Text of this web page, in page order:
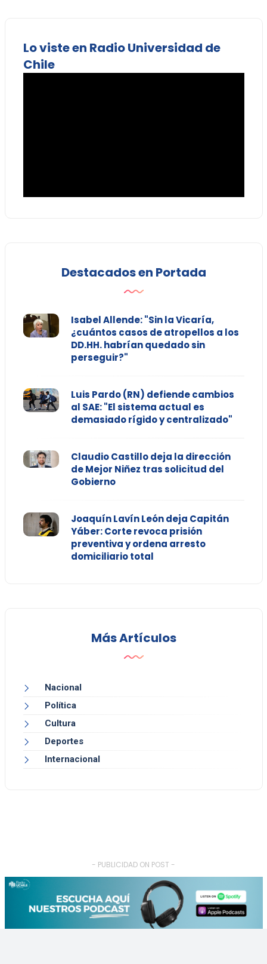
Lo viste en Radio Universidad de
Chile
Destacados en Portada
Isabel Allende: "Sin la Vicaría,
¿cuántos casos de atropellos a los
DD.HH. habrían quedado sin
perseguir?"
Luis Pardo (RN) defiende cambios
al SAE: "El sistema actual es
demasiado rígido y centralizado"
Claudio Castillo deja la dirección
de Mejor Niñez tras solicitud del
Gobierno
Joaquín Lavín León deja Capitán
Yáber: Corte revoca prisión
preventiva y ordena arresto
domiciliario total
Más Artículos
Nacional
Política
Cultura
Deportes
Internacional
- PUBLICIDAD ON POST -